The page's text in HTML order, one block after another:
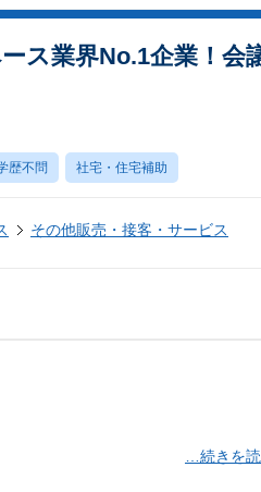
ス業界No.1企業！会
歴不問 社宅・住宅補助
その他販売・接客・サービス
…続きを